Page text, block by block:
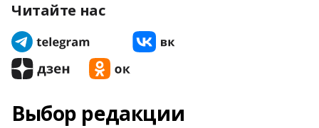
Читайте нас
Выбор редакции